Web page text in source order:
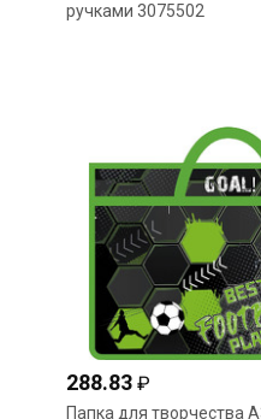
ручками 3075502
288.83 ₽
Папка для творчества